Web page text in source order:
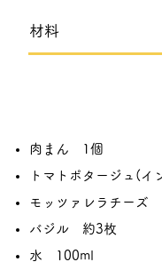
​材料
肉まん 1個
トマトポタージュ(
モッツァレラチーズ
バジル 約3枚
水 100ml